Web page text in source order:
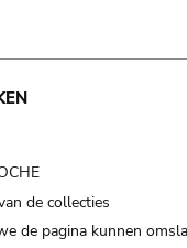
de collecties
de pagina kunnen